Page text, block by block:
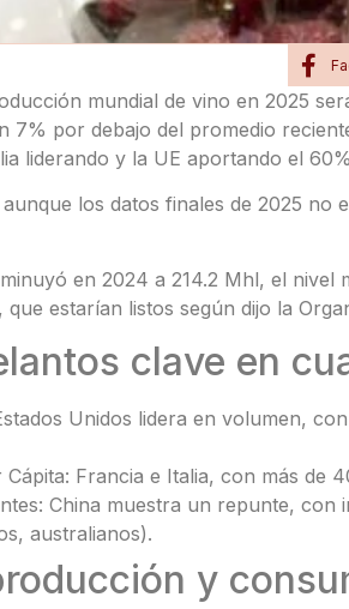
mundial de vino en 2025
7% por debajo del promedio
liderando y la UE aportando el
los datos finales de 2025 no
en 2024 a 214.2 Mhl, el nivel
estarían listos según dijo la
clave en
Unidos lidera en volumen,
Francia e Italia, con más de
China muestra un repunte,
australianos).
y